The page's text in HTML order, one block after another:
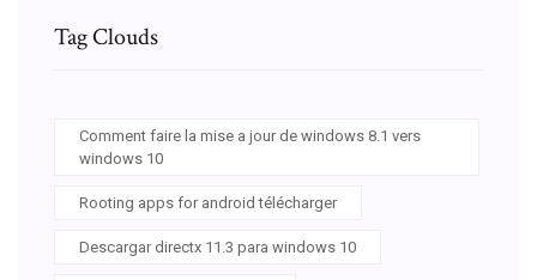
Tag Clouds
Comment faire la mise a jour de windows 8.1 vers
windows 10
Rooting apps for android télécharger
Descargar directx 11.3 para windows 10